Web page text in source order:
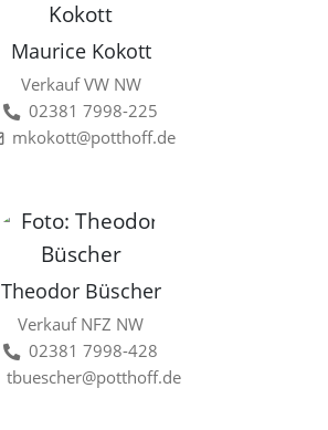
Maurice Kokott
Verkauf VW NW
02381 7998-225
mkokott@potthoff.de
Theodor Büscher
Verkauf NFZ NW
02381 7998-428
tbuescher@potthoff.de